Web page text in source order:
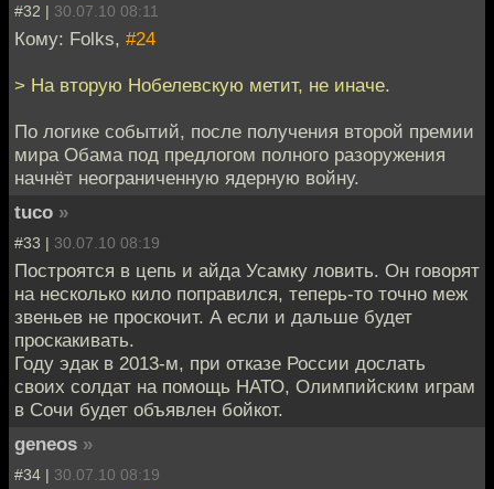
#32 | 30.07.10 08:11
Кому: Folks, #24
> На вторую Нобелевскую метит, не иначе.
По логике событий, после получения второй премии
мира Обама под предлогом полного разоружения
начнёт неограниченную ядерную войну.
tuco »
#33 | 30.07.10 08:19
Построятся в цепь и айда Усамку ловить. Он говорят
на несколько кило поправился, теперь-то точно меж
звеньев не проскочит. А если и дальше будет
проскакивать.
Году эдак в 2013-м, при отказе России дослать
своих солдат на помощь НАТО, Олимпийским играм
в Сочи будет объявлен бойкот.
geneos »
#34 | 30.07.10 08:19